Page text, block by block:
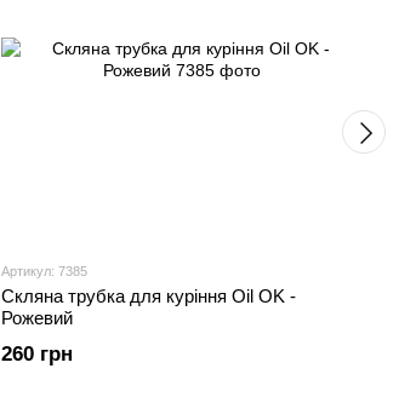
Артикул: 7385
Скляна трубка для куріння Oil OK -
Рожевий
260 грн